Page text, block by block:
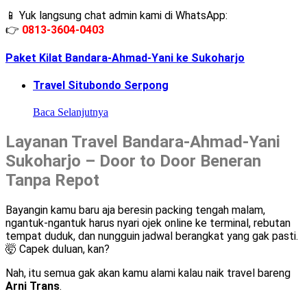
📱 Yuk langsung chat admin kami di WhatsApp:
👉 0813-3604-0403
Paket Kilat Bandara-Ahmad-Yani ke Sukoharjo
Travel Situbondo Serpong
Baca Selanjutnya
Layanan Travel Bandara-Ahmad-Yani
Sukoharjo – Door to Door Beneran
Tanpa Repot
Bayangin kamu baru aja beresin packing tengah malam,
ngantuk-ngantuk harus nyari ojek online ke terminal, rebutan
tempat duduk, dan nungguin jadwal berangkat yang gak pasti.
🤯 Capek duluan, kan?
Nah, itu semua gak akan kamu alami kalau naik travel bareng
Arni Trans.